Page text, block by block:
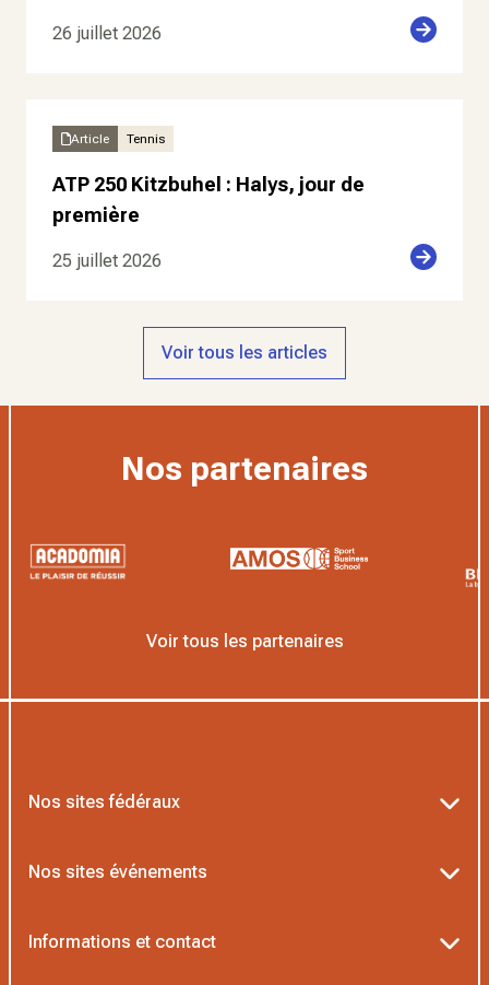
26 juillet 2026
Article Tennis
ATP 250 Kitzbuhel : Halys, jour de
première
25 juillet 2026
Voir tous les articles
Nos partenaires
Voir tous les partenaires
Nos sites fédéraux
Nos sites événements
Informations et contact